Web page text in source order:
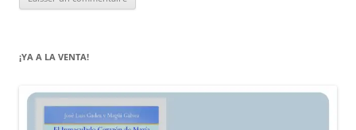
¡YA A LA VENTA!